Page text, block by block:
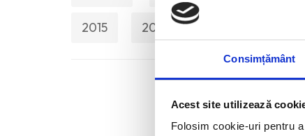
Consimțământ
Acest site utilizează
Folosim cookie-uri pentru
2015 2014